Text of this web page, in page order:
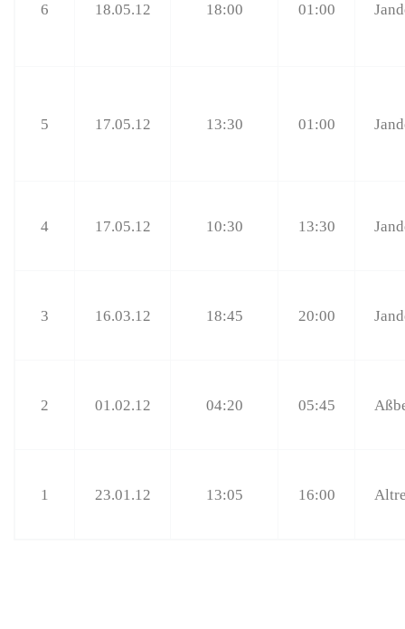
6 18.05.12 18:00 01:00
5 17.05.12 13:30 01:00
4 17.05.12 10:30 13:30
3 16.03.12 18:45 20:00
2 01.02.12 04:20 05:45
1 23.01.12 13:05 16:00